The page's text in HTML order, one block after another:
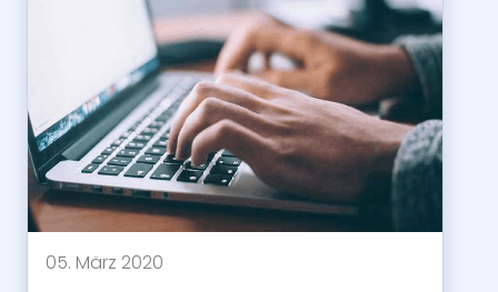
05. März 2020